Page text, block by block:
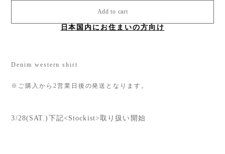
Add to cart
日本国内にお住まいの方向け
Denim western shirt
※ご購入から2営業日後の発送となります。
3/28(SAT.)下記<Stockist>取り扱い開始